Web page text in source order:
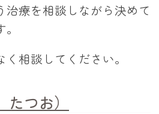
治療を相談しながら決めて
相談してください。
つお）